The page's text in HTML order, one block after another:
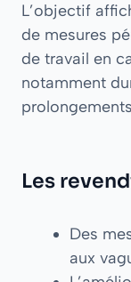
L’objectif
de mesures
de travail en
notamment
Les
Des
aux